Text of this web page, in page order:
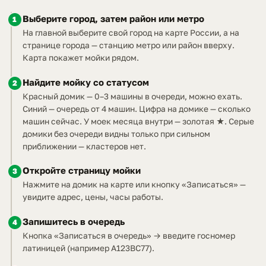
1 Выберите город, затем район или метро
На главной выберите свой город на карте России, а на
странице города — станцию метро или район вверху.
Карта покажет мойки рядом.
2 Найдите мойку со статусом
Красный домик — 0–3 машины в очереди, можно ехать.
Синий — очередь от 4 машин. Цифра на домике — сколько
машин сейчас. У моек месяца внутри — золотая ★. Серые
домики без очереди видны только при сильном
приближении — кластеров нет.
3 Откройте страницу мойки
Нажмите на домик на карте или кнопку «Записаться» —
увидите адрес, цены, часы работы.
4 Запишитесь в очередь
Кнопка «Записаться в очередь» → введите госномер
латиницей (например A123BC77).